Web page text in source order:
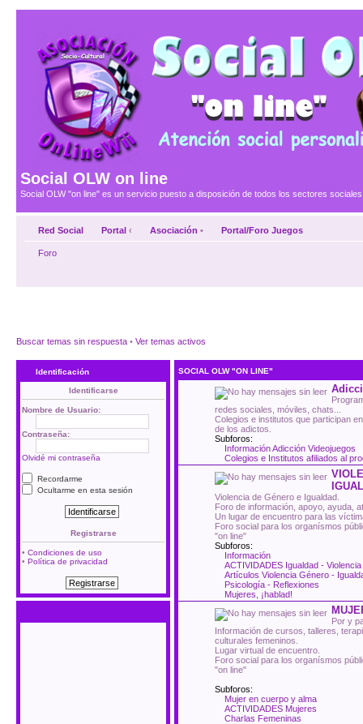
Social OLW on line
Social OLW "on line" es un servicio puesto a disposición de todos los sectores
Red Social Portal ‹ Asociación • Portal/Foro Juegos
Foro
Buscar temas sin respuesta • Ver temas activos
Identificación
Identificarse
Nombre de Usuario:
Contraseña:
Olvidé mi contraseña
Recordarme
Ocultarme en esta sesión
Registrarse
• Condiciones de uso
• Política de privacidad
SOCIAL OLW "ON LINE"
redes sociales, móviles, chats...
Colegios e institutos que participan
de los adictos.
Subforos:
Información Adicción Videojuegos
Colegios e Institutos afiliados al
Violencia de Género e Igualdad.
Foro de información, apoyo, ayuda,
Un lugar de encuentro para las
Foro social para los organísmos
"on line"
Subforos:
Información
ACTIVIDADES Igualdad -
Artículos Violencia Género -
Psicología - Reflexiones
Mujeres, ¡hablad!
Por y
Información de cursos, talleres,
culturales femeninos.
Lugar virtual de encuentro.
Foro social para los organísmos
"on line"
Subforos:
Mujer en cuerpo y alma
ACTIVIDADES Mujeres
Charlas Femeninas